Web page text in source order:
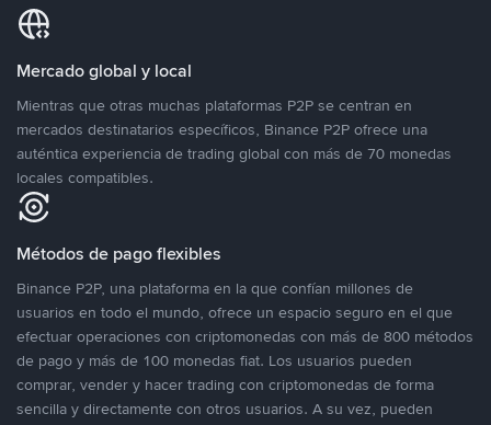
Mercado global y local
Mientras que otras muchas plataformas P2P se centran en
mercados destinatarios específicos, Binance P2P ofrece una
auténtica experiencia de trading global con más de 70 monedas
locales compatibles.
Métodos de pago flexibles
Binance P2P, una plataforma en la que confían millones de
usuarios en todo el mundo, ofrece un espacio seguro en el que
efectuar operaciones con criptomonedas con más de 800 métodos
de pago y más de 100 monedas fiat. Los usuarios pueden
comprar, vender y hacer trading con criptomonedas de forma
sencilla y directamente con otros usuarios. A su vez, pueden